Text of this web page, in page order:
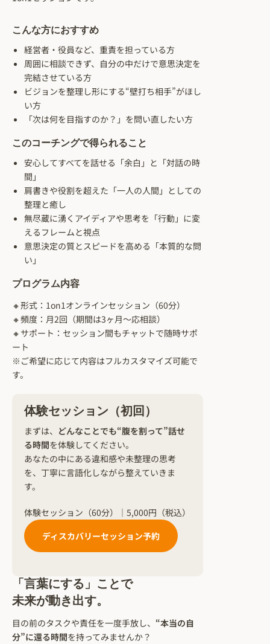
こんな方におすすめ
経営者・役員など、重責を担っている方
周囲に相談できず、自分の中だけで意思決定を
完結させている方
ビジョンを整理し形にする“壁打ち相手”がほし
い方
「次は何を目指すのか？」を問い直したい方
このコーチングで得られること
安心してすべてを話せる「余白」と「対話の時
間」
肩書きや役割を超えた「一人の人間」としての
整理と癒し
無尽蔵に湧くアイディアや思考を「行動」に変
えるフレームと視点
意思決定の質とスピードを高める「本質的な問
い」
プログラム内容
🔸形式：1on1オンラインセッション（60分）
🔸頻度：月2回（期間は3ヶ月〜応相談）
🔸サポート：セッション間もチャットで随時サポ
ート
※ご希望に応じて内容はフルカスタマイズ可能で
す。
体験セッション（初回）
まずは、 どんなことでも“腹を割って”話せ
る時間を体験してください。
あなたの中にある違和感や未整理の思考
を、丁寧に言語化しながら整えていきま
す。
体験セッション（60分）｜5,000円（税込）
ディスカバリーセッション予約
「言葉にする」ことで
未来が動き出す。
目の前のタスクや責任を一度手放し、 “本当の自
分”に還る時間を持ってみませんか？